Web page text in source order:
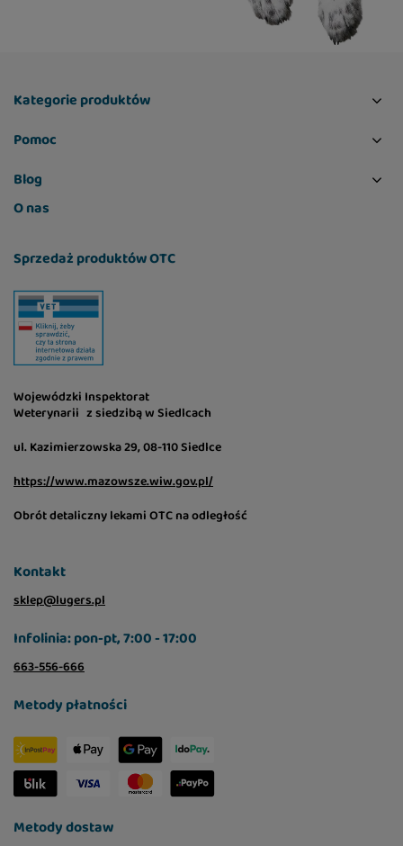
Kategorie produktów
Pomoc
Blog
O nas
Sprzedaż produktów OTC
Wojewódzki Inspektorat
Weterynarii z siedzibą w Siedlcach
ul. Kazimierzowska 29, 08-110 Siedlce
https://www.mazowsze.wiw.gov.pl/
Obrót detaliczny lekami OTC na odległość
Kontakt
sklep@lugers.pl
Infolinia: pon-pt, 7:00 - 17:00
663-556-666
Metody płatności
Metody dostaw